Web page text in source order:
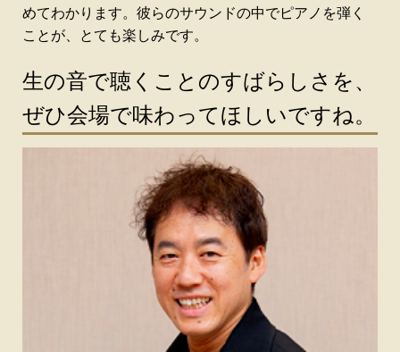
めてわかります。彼らのサウンドの中でピアノを弾く
ことが、とても楽しみです。
生の音で聴くことのすばらしさを、
ぜひ会場で味わってほしいですね。